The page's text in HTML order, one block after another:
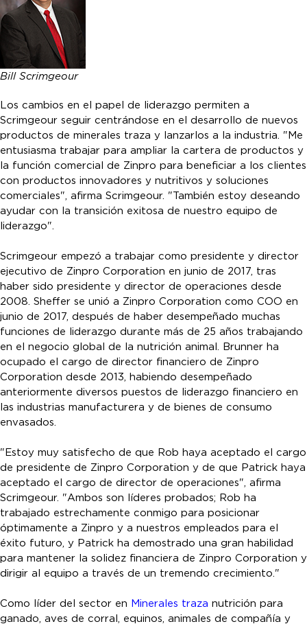
Bill Scrimgeour
Los cambios en el papel de liderazgo permiten a
Scrimgeour seguir centrándose en el desarrollo de nuevos
productos de minerales traza y lanzarlos a la industria. "Me
entusiasma trabajar para ampliar la cartera de productos y
la función comercial de Zinpro para beneficiar a los clientes
con productos innovadores y nutritivos y soluciones
comerciales", afirma Scrimgeour. "También estoy deseando
ayudar con la transición exitosa de nuestro equipo de
liderazgo".
Scrimgeour empezó a trabajar como presidente y director
ejecutivo de Zinpro Corporation en junio de 2017, tras
haber sido presidente y director de operaciones desde
2008. Sheffer se unió a Zinpro Corporation como COO en
junio de 2017, después de haber desempeñado muchas
funciones de liderazgo durante más de 25 años trabajando
en el negocio global de la nutrición animal. Brunner ha
ocupado el cargo de director financiero de Zinpro
Corporation desde 2013, habiendo desempeñado
anteriormente diversos puestos de liderazgo financiero en
las industrias manufacturera y de bienes de consumo
envasados.
"Estoy muy satisfecho de que Rob haya aceptado el cargo
de presidente de Zinpro Corporation y de que Patrick haya
aceptado el cargo de director de operaciones", afirma
Scrimgeour. "Ambos son líderes probados; Rob ha
trabajado estrechamente conmigo para posicionar
óptimamente a Zinpro y a nuestros empleados para el
éxito futuro, y Patrick ha demostrado una gran habilidad
para mantener la solidez financiera de Zinpro Corporation y
dirigir al equipo a través de un tremendo crecimiento."
Como líder del sector en Minerales traza nutrición para
ganado, aves de corral, equinos, animales de compañía y